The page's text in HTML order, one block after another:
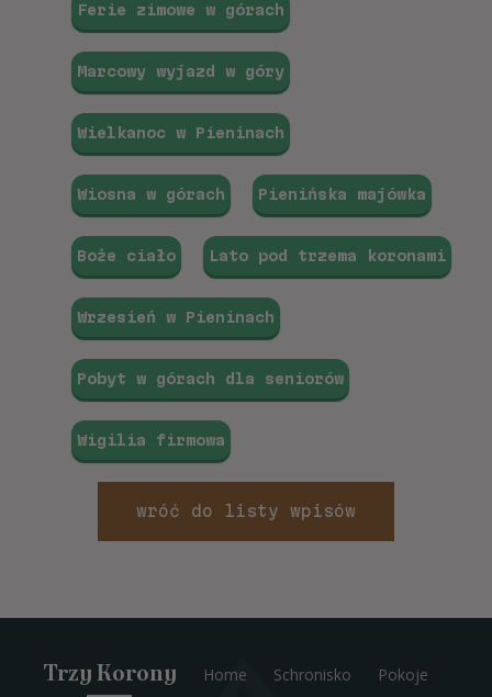
Ferie zimowe w górach
Marcowy wyjazd w góry
Wielkanoc w Pieninach
Wiosna w górach Pienińska majówka
Boże ciało Lato pod trzema koronami
Wrzesień w Pieninach
Pobyt w górach dla seniorów
Wigilia firmowa
wróć do listy wpisów
Trzy Korony Home Schronisko Pokoje